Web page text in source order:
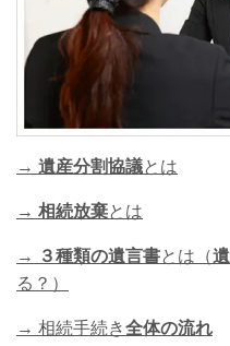
→ 遺産分割協議とは
→ 相続放棄とは
→ ３種類の遺言書とは（
る？）
→ 相続手続き全体の流れ